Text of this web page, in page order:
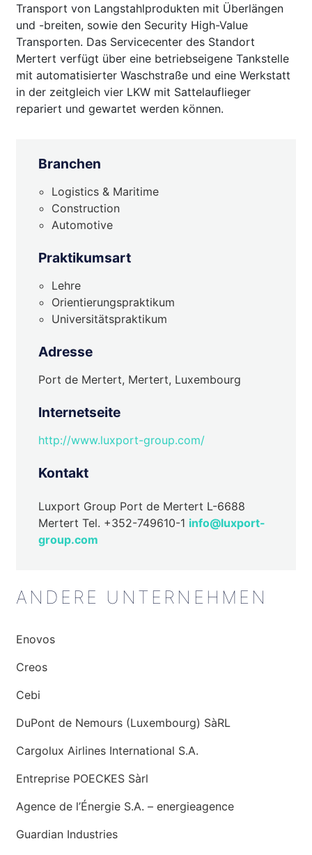
Transport von Langstahlprodukten mit Überlängen
und -breiten, sowie den Security High-Value
Transporten. Das Servicecenter des Standort
Mertert verfügt über eine betriebseigene Tankstelle
mit automatisierter Waschstraße und eine Werkstatt
in der zeitgleich vier LKW mit Sattelauflieger
repariert und gewartet werden können.
Branchen
Logistics & Maritime
Construction
Automotive
Praktikumsart
Lehre
Orientierungspraktikum
Universitätspraktikum
Adresse
Port de Mertert, Mertert, Luxembourg
Internetseite
http://www.luxport-group.com/
Kontakt
Luxport Group Port de Mertert L-6688
Mertert Tel. +352-749610-1 info@luxport-
group.com
ANDERE UNTERNEHMEN
Enovos
Creos
Cebi
DuPont de Nemours (Luxembourg) SàRL
Cargolux Airlines International S.A.
Entreprise POECKES Sàrl
Agence de l’Énergie S.A. – energieagence
Guardian Industries